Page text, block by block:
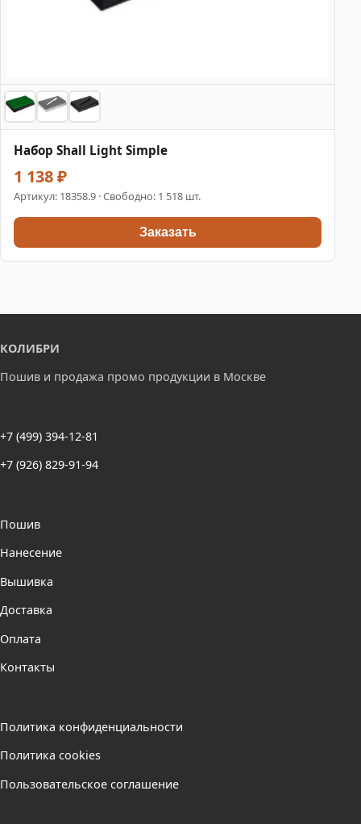
Набор Shall Light Simple
1 138 ₽
Артикул: 18358.9 · Свободно: 1 518 шт.
Заказать
КОЛИБРИ
Пошив и продажа промо продукции в Москве
+7 (499) 394-12-81
+7 (926) 829-91-94
Пошив
Нанесение
Вышивка
Доставка
Оплата
Контакты
Политика конфиденциальности
Политика cookies
Пользовательское соглашение